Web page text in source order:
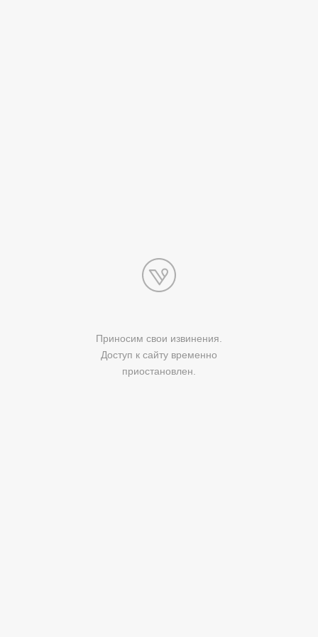
Приносим свои извинения.
Доступ к сайту временно
приостановлен.